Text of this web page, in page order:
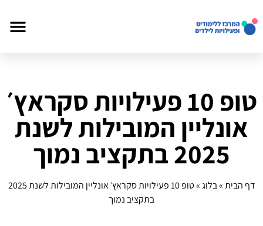
טופ 10 פעילויות סקראץ׳
אונליין המובילות לשנת
2025 בתקציב נמוך
דף הבית»בלוג»
טופ 10 פעילויות סקראץ׳ אונליין המובילות לשנת 2025
בתקציב נמוך